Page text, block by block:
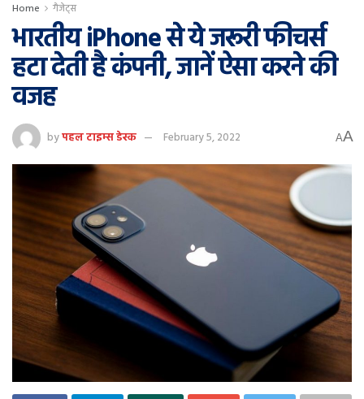
Home गैजेट्स
भारतीय iPhone से ये जरूरी फीचर्स
हटा देती है कंपनी, जानें ऐसा करने की
वजह
byपहल टाइम्स डेस्क February 5, 2022 AA